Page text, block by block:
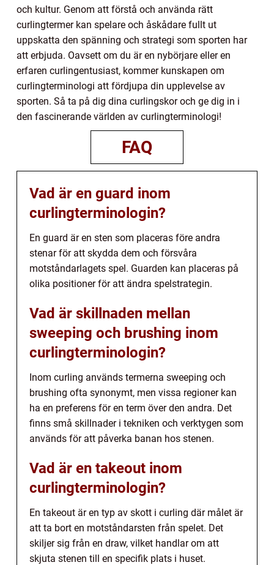
och kultur. Genom att förstå och använda rätt
curlingtermer kan spelare och åskådare fullt ut
uppskatta den spänning och strategi som sporten har
att erbjuda. Oavsett om du är en nybörjare eller en
erfaren curlingentusiast, kommer kunskapen om
curlingterminologi att fördjupa din upplevelse av
sporten. Så ta på dig dina curlingskor och ge dig in i
den fascinerande världen av curlingterminologi!
FAQ
Vad är en guard inom
curlingterminologin?
En guard är en sten som placeras före andra
stenar för att skydda dem och försvåra
motståndarlagets spel. Guarden kan placeras på
olika positioner för att ändra spelstrategin.
Vad är skillnaden mellan
sweeping och brushing inom
curlingterminologin?
Inom curling används termerna sweeping och
brushing ofta synonymt, men vissa regioner kan
ha en preferens för en term över den andra. Det
finns små skillnader i tekniken och verktygen som
används för att påverka banan hos stenen.
Vad är en takeout inom
curlingterminologin?
En takeout är en typ av skott i curling där målet är
att ta bort en motståndarsten från spelet. Det
skiljer sig från en draw, vilket handlar om att
skjuta stenen till en specifik plats i huset.